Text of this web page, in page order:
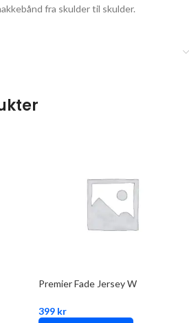
fra skulder til skulder.
Premier Fade Jersey W
399 kr